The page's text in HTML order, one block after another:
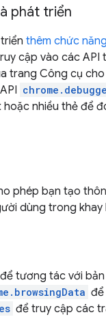
phát triển
thêm chức
cập vào các API
trang Công cụ
nhiều thẻ để
phép bạn tạo
dùng trong
để tương tác với
để
để truy cập các